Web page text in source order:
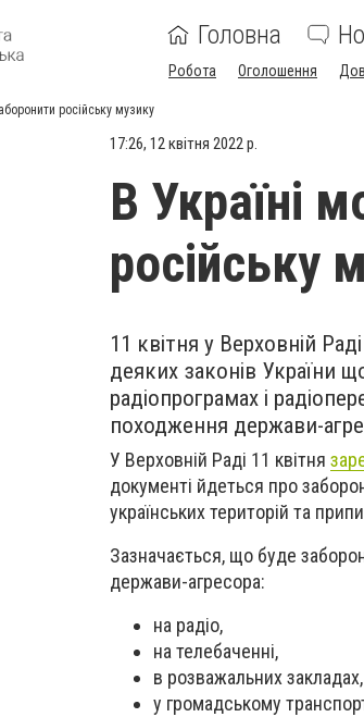
Головна
Робота Оголошення
російську музику
17:26, 12 квітня 2022 р.
В Україні
російську
11 квітня у Верховній
деяких законів України
радіопрограмах і
походження держави-
У Верховній Раді 11 квітня
документі йдеться про
українських територій та
Зазначається, що буде
держави-агресора:
на радіо,
на телебаченні,
в розважальних закладах,
у громадському